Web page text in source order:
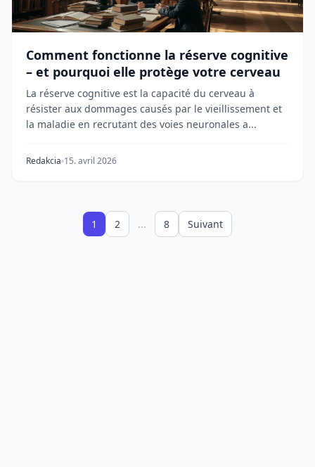
Comment fonctionne la réserve cognitive
– et pourquoi elle protège votre cerveau
La réserve cognitive est la capacité du cerveau à
résister aux dommages causés par le vieillissement et
la maladie en recrutant des voies neuronales a...
Redakcia 15. avril 2026
1 2 ... 8 Suivant